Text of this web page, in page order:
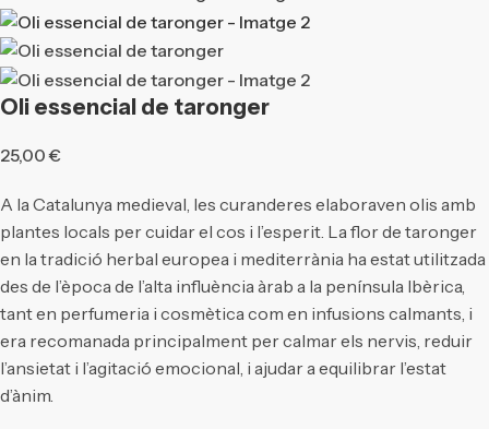
Oli essencial de taronger
25,00€
A la Catalunya medieval, les curanderes elaboraven olis amb
plantes locals per cuidar el cos i l’esperit. La flor de taronger
en la tradició herbal europea i mediterrània ha estat utilitzada
des de l’època de l’alta influència àrab a la península Ibèrica,
tant en perfumeria i cosmètica com en infusions calmants, i
era recomanada principalment per calmar els nervis, reduir
l’ansietat i l’agitació emocional, i ajudar a equilibrar l’estat
d’ànim.